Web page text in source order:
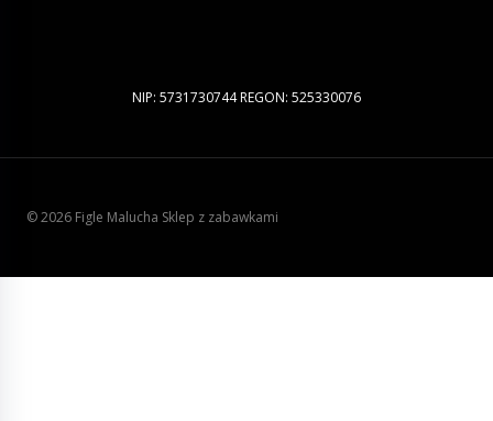
NIP: 5731730744 REGON: 525330076
© 2026 Figle Malucha Sklep z zabawkami